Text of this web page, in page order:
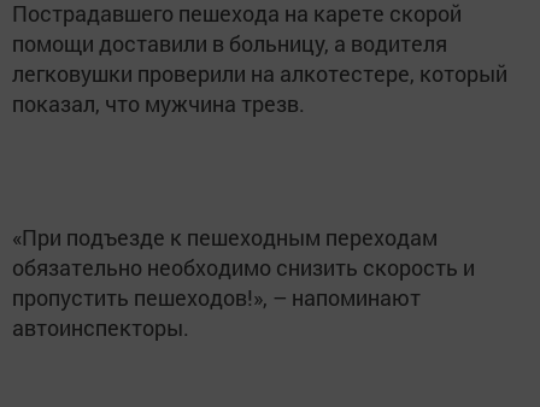
Пострадавшего пешехода на карете скорой
помощи доставили в больницу, а водителя
легковушки проверили на алкотестере, который
показал, что мужчина трезв.
«При подъезде к пешеходным переходам
обязательно необходимо снизить скорость и
пропустить пешеходов!», – напоминают
автоинспекторы.